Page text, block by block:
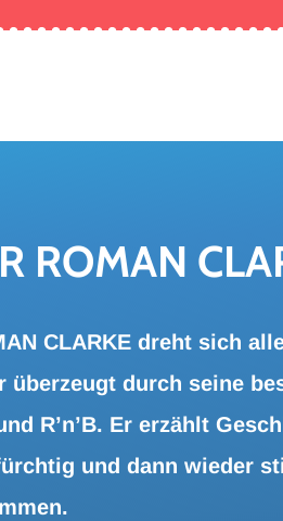
ROMAN
CLARKE dreht sich
überzeugt durch seine
R’n’B. Er erzählt
und dann wieder